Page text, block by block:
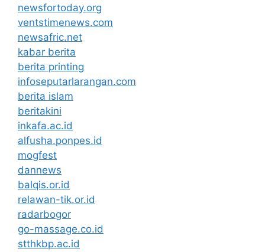
newsfortoday.org
ventstimenews.com
newsafric.net
kabar berita
berita printing
infoseputarlarangan.com
berita islam
beritakini
inkafa.ac.id
alfusha.ponpes.id
mogfest
dannews
balqis.or.id
relawan-tik.or.id
radarbogor
go-massage.co.id
stthkbp.ac.id